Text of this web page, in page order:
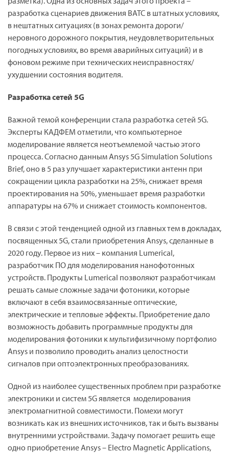
разработка сценариев движения ВАТС в штатных условиях,
в нештатных ситуациях (в зонах ремонта дороги/
неровного дорожного покрытия, неудовлетворительных
погодных условиях, во время аварийных ситуаций) и в
фоновом режиме при технических неисправностях/
ухудшении состояния водителя.
Разработка сетей 5G
Важной темой конференции стала разработка сетей 5G.
Эксперты КАДФЕМ отметили, что компьютерное
моделирование является неотъемлемой частью этого
процесса. Согласно данным Ansys 5G Simulation Solutions
Brief, оно в 5 раз улучшает характеристики антенн при
сокращении цикла разработки на 25%, снижает время
проектирования на 50%, уменьшает время разработки
аппаратуры на 67% и снижает стоимость компонентов.
В связи с этой тенденцией одной из главных тем в докладах,
посвященных 5G, стали приобретения Ansys, сделанные в
2020 году. Первое из них – компания Lumerical,
разработчик ПО для моделирования нанофотонных
устройств. Продукты Lumerical позволяют разработчикам
решать самые сложные задачи фотоники, которые
включают в себя взаимосвязанные оптические,
электрические и тепловые эффекты. Приобретение дало
возможность добавить программные продукты для
моделирования фотоники к мультифизичному портфолио
Ansys и позволило проводить анализ целостности
сигналов при оптоэлектронных преобразованиях.
Одной из наиболее существенных проблем при разработке
электроники и систем 5G является моделирования
электромагнитной совместимости. Помехи могут
возникать как из внешних источников, так и быть вызваны
внутренними устройствами. Задачу помогает решить еще
одно приобретение Ansys – Electro Magnetic Applications,